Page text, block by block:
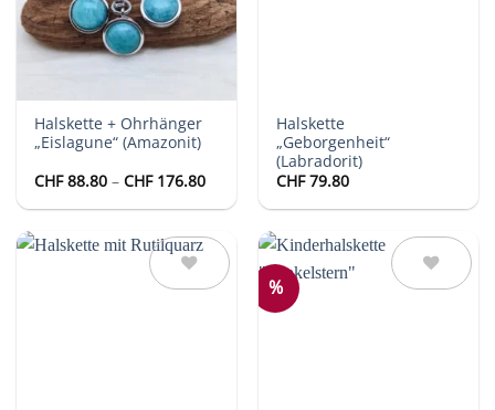
Halskette + Ohrhänger
„Eislagune“ (Amazonit)
CHF88.80 –CHF176.80Preisspanne:
bis
Halskette
„Geborgenheit“
(Labradorit)
CHF79.80
%